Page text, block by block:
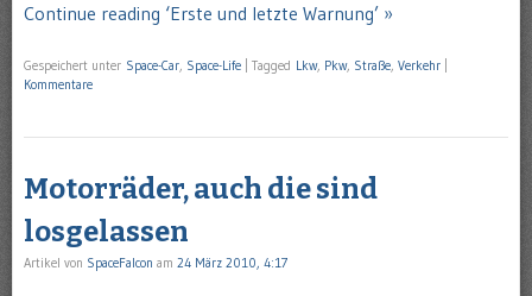
Continue reading ‘Erste und letzte Warnung’ »
Gespeichert unter Space-Car, Space-Life Tagged Lkw, Pkw, Straße, Verkehr
Kommentare
Motorräder, auch die sind
losgelassen
Artikel von SpaceFalcon am 24 März 2010, 4:17